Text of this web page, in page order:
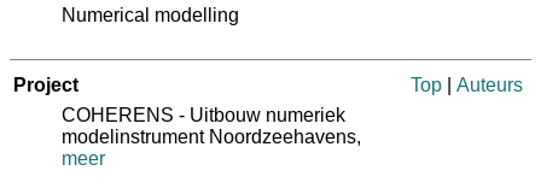
Numerical modelling
Project Top
Auteurs
COHERENS - Uitbouw numeriek
modelinstrument Noordzeehavens,
meer